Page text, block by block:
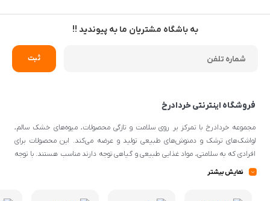
به باشگاه مشتریان ما به پیوندید !!
فروشگاه اینترنتی خردادرخ
مجموعه خردادرخ با تمرکز بر روی سلامت و تازگی محصولات، میوه‌های خشک سالم،
لواشک‌های ترشک و دمنوش‌های طبیعی تولید و عرضه می‌کند. این محصولات برای
افرادی که به سلامتی، مواد غذایی طبیعی و گیاهی توجه دارند مناسب هستند. با توجه
به اینکه از مواد اولیه طبیعی و کیفیتی برای تهیه محصولات استفاده می‌شود، می‌توانند
نمایش بیشتر